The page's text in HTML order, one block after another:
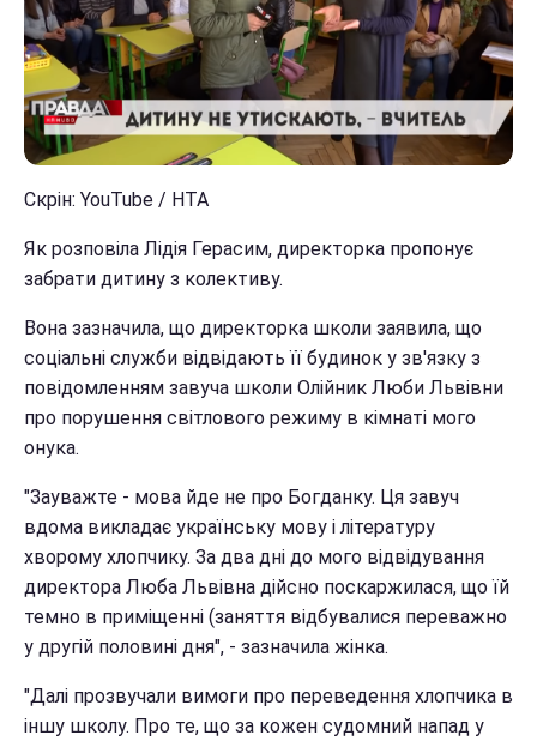
Скрін: YouTube / НТА
Як розповіла Лідія Герасим, директорка пропонує
забрати дитину з колективу.
Вона зазначила, що директорка школи заявила, що
соціальні служби відвідають її будинок у зв'язку з
повідомленням завуча школи Олійник Люби Львівни
про порушення світлового режиму в кімнаті мого
онука.
"Зауважте - мова йде не про Богданку. Ця завуч
вдома викладає українську мову і літературу
хворому хлопчику. За два дні до мого відвідування
директора Люба Львівна дійсно поскаржилася, що їй
темно в приміщенні (заняття відбувалися переважно
у другій половині дня", - зазначила жінка.
"Далі прозвучали вимоги про переведення хлопчика в
іншу школу. Про те, що за кожен судомний напад у